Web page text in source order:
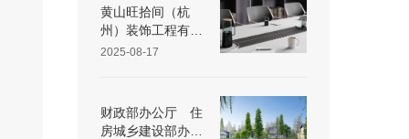
黄山旺拾间（杭
州）装饰工程有限
公司25 年第三季
2025-08-17
财政部办公厅 住
房城乡建设部办公